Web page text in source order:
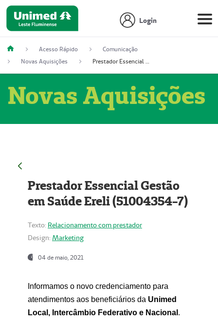
Login
Acesso Rápido
Comunicação
Novas Aquisições
Prestador Essencial Gestão em Saúde Ereli (51004354-7)
Novas Aquisições
Prestador Essencial Gestão
em Saúde Ereli (51004354-7)
Texto: Relacionamento com prestador
Design: Marketing
04 de maio, 2021
Informamos o novo credenciamento para
atendimentos aos beneficiários da Unimed
Local, Intercâmbio Federativo e Nacional .